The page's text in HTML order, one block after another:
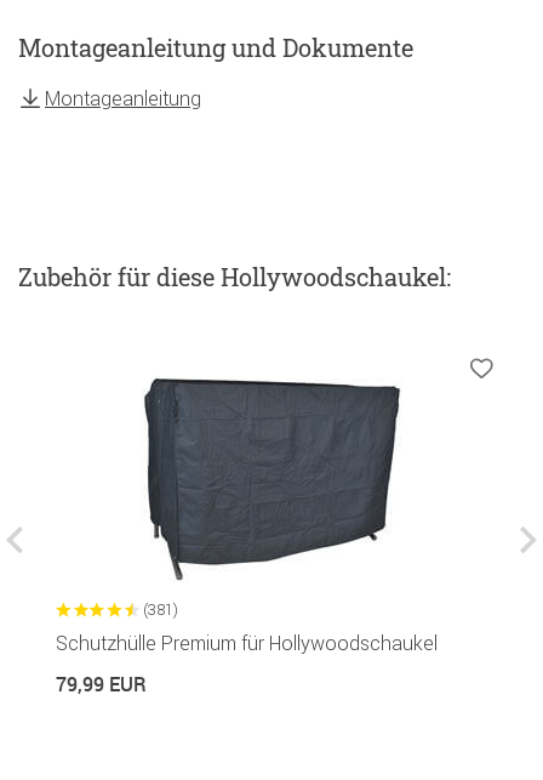
Montageanleitung und Dokumente
Montageanleitung
Zubehörfür diese Hollywoodschaukel:
(381)
Schutzhülle Premium für Hollywoodschaukel
79,99 EUR